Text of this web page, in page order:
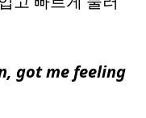
got me feeling